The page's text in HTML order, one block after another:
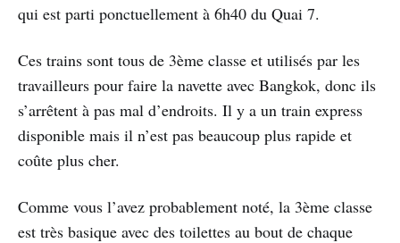
qui est parti ponctuellement à 6h40 du Quai 7.
Ces trains sont tous de 3ème classe et utilisés par les
travailleurs pour faire la navette avec Bangkok, donc ils
s’arrêtent à pas mal d’endroits. Il y a un train express
disponible mais il n’est pas beaucoup plus rapide et
coûte plus cher.
Comme vous l’avez probablement noté, la 3ème classe
est très basique avec des toilettes au bout de chaque